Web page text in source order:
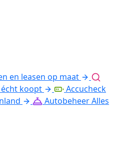
en leasen op maat
koopt
Accucheck
AutobeheerAlles